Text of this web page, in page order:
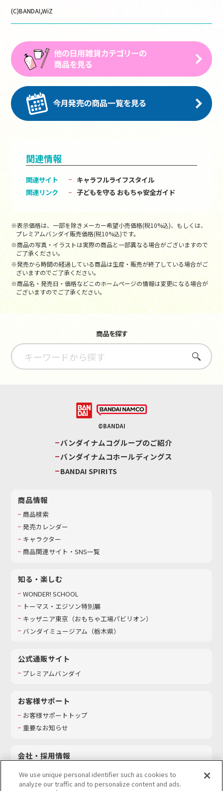
(C)BANDAI,WiZ
関連情報
関連サイト
キャラフルライフスタイル
関連リンク
子どもを守る おもちゃ安全ガイド
※表示価格は、一部を除きメーカー希望小売価格(税10%込)、もしくは、
プレミアムバンダイ販売価格(税10%込)です。
※商品の写真・イラストは実際の商品と一部異なる場合がございますので
ご了承ください。
※発売から時間の経過している商品は生産・販売が終了している場合がご
ざいますのでご了承ください。
※商品名・発売日・価格などこのホームページの情報は変更になる場合が
ございますのでご了承ください。
商品を探す
さがす
©BANDAI
バンダイナムコグループのご紹介
バンダイナムコホールディングス
BANDAI SPIRITS
商品情報
商品検索
発売カレンダー
キャラクター
商品関連サイト・SNS一覧
知る・楽しむ
WONDER! SCHOOL
トーマス・エジソン特別展
キッザニア東京（おもちゃ工場パビリオン）​
バンダイミュージアム（栃木県）
公式通販サイト
プレミアムバンダイ
お客様サポート
お客様サポートトップ
重要なお知らせ
会社・採用情報
採用情報
We use unique personal identifier such as cookies to
analyze our traffic and to personalize content and ads.